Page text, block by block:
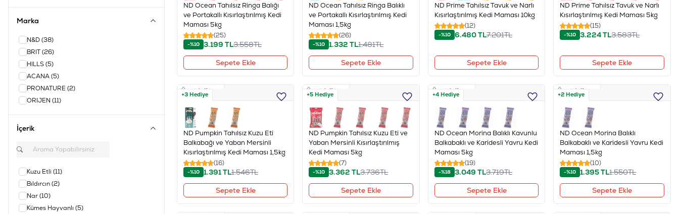
Marka
N&D(38)
BRIT(26)
HILLS(5)
ACANA(5)
PRONATURE(2)
ORIJEN (11)
İçerik
Kuzu Etli (11)
Bıldırcın(2)
Nar(10)
Kümes Hayvanlı (5)
ND Ocean Tahılsız Ringa Balığı
ve Portakallı Kısırlaştırılmış Kedi
Maması 5kg
(25)
-%10 3.199 TL3.558TL
Sepete Ekle
ND Ocean Tahılsız Ringa Balıklı
ve Portakallı Kısırlaştırılmış Kedi
Maması 1,5kg
(26)
-%10 1.332 TL1.481TL
Sepete Ekle
ND Prime Tahılsız Tavuk ve Narlı
Kısırlaştırılmış Kedi Maması 10kg
(12)
-%10 6.480TL7.201TL
Sepete Ekle
ND Prime Tahılsız Tavuk ve Narlı
Kısırlaştırılmış Kedi Maması 5kg
(15)
-%10 3.224TL3.583TL
Sepete Ekle
Ücretsiz Kargo
+3 Hediye
ND Pumpkin Tahılsız Kuzu Eti
Balkabağı ve Yaban Mersinli
Kısırlaştırılmış Kedi Maması 1,5kg
(16)
-%10 1.391TL1.546TL
Sepete Ekle
Ücretsiz Kargo
+5 Hediye
ND Pumpkin Tahılsız Kuzu Eti ve
Yaban Mersinli Kısırlaştırılmış
Kedi Maması 5kg
(7)
-%10 3.362 TL3.736TL
Sepete Ekle
Ücretsiz Kargo
+4 Hediye
ND Ocean Morina Balıklı Kavunlu
Balkabaklı ve Karidesli Yavru Kedi
Maması 5kg
(19)
-%18 3.049 TL3.719TL
Sepete Ekle
Ücretsiz Kargo
+2 Hediye
ND Ocean Morina Balıklı
Balkabaklı ve Karidesli Yavru Kedi
Maması 1,5kg
(10)
-%10 1.395TL1.550TL
Sepete Ekle